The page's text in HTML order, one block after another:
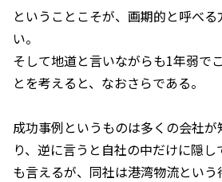
ということこそが、画期的と呼べ
い。
そして地道と言いながらも1年弱で
とを考えると、なおさらである。
成功事例というものは多くの会社
り、逆に言うと自社の中だけに隠
も言えるが、同社は港湾物流とい